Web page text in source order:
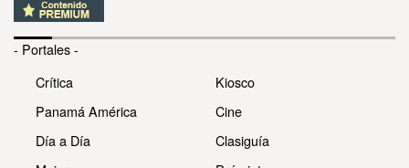
- Portales -
Crítica
Panamá América
Día a Día
Kiosco
Cine
Clasiguía